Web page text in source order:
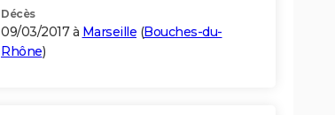
Décès
09/03/2017 à Marseille (Bouches-du-
Rhône)